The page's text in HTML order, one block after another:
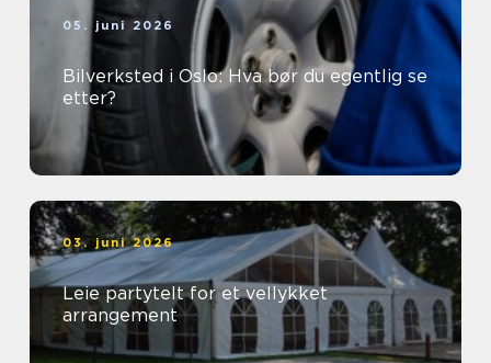
05. juni 2026
Bilverksted i Oslo: Hva bør du egentlig se
etter?
03. juni 2026
Leie partytelt for et vellykket
arrangement